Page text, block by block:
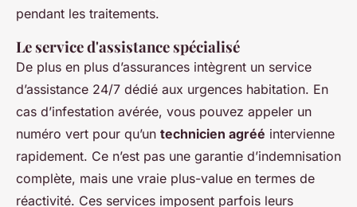
pendant les traitements.
Le service d'assistance spécialisé
De plus en plus d’assurances intègrent un service
d’assistance 24/7 dédié aux urgences habitation. En
cas d’infestation avérée, vous pouvez appeler un
numéro vert pour qu’un technicien agréé intervienne
rapidement. Ce n’est pas une garantie d’indemnisation
complète, mais une vraie plus-value en termes de
réactivité. Ces services imposent parfois leurs